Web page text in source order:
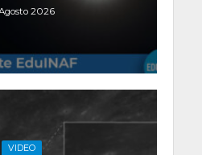
2026
VIDEO